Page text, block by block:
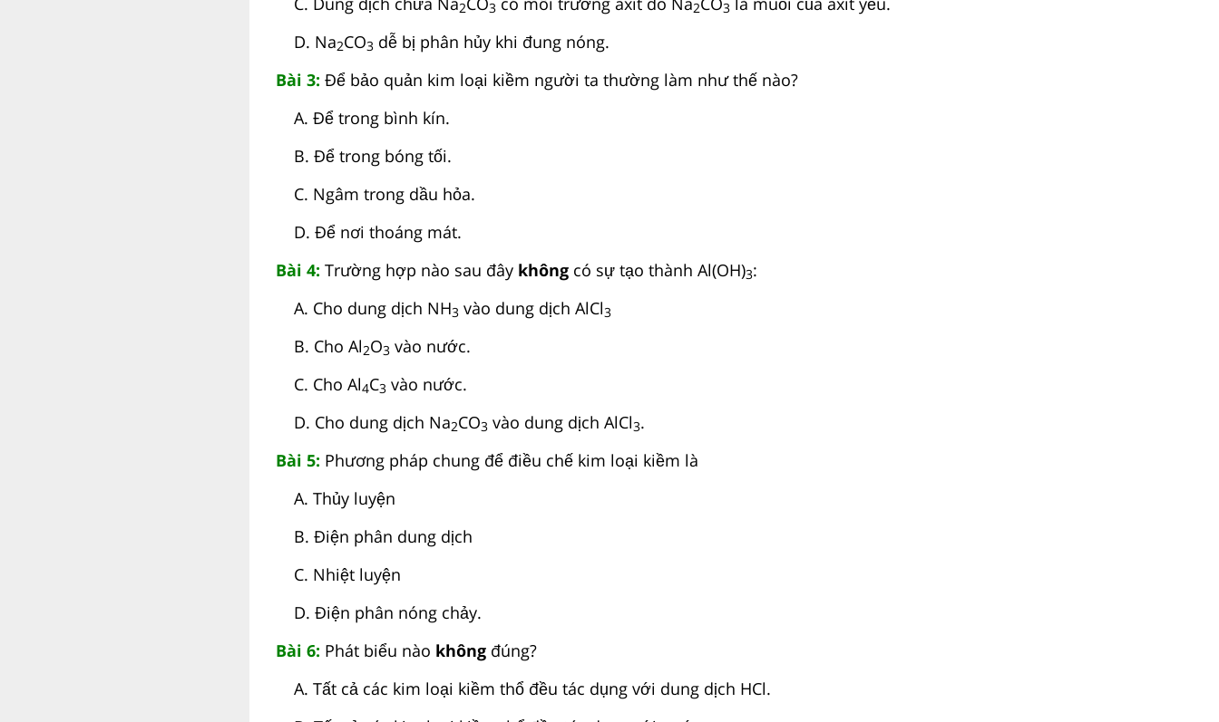
2 3 2 3
D. Na2CO3 dễ bị phân hủy khi đung nóng.
Bài 3: Để bảo quản kim loại kiềm người ta thường làm như thế nào?
A. Để trong bình kín.
B. Để trong bóng tối.
C. Ngâm trong dầu hỏa.
D. Để nơi thoáng mát.
Bài 4: Trường hợp nào sau đây khôngcó sự tạo thành Al(OH)3:
A. Cho dung dịch NH3 vào dung dịch AlCl3
B. Cho Al2O3 vào nước.
C. Cho Al4C3 vào nước.
D. Cho dung dịch Na2CO3 vào dung dịch AlCl3.
Bài 5: Phương pháp chung để điều chế kim loại kiềm là
A. Thủy luyện
B. Điện phân dung dịch
C. Nhiệt luyện
D. Điện phân nóng chảy.
Bài 6: Phát biểu nào khôngđúng?
A. Tất cả các kim loại kiềm thổ đều tác dụng với dung dịch HCl.